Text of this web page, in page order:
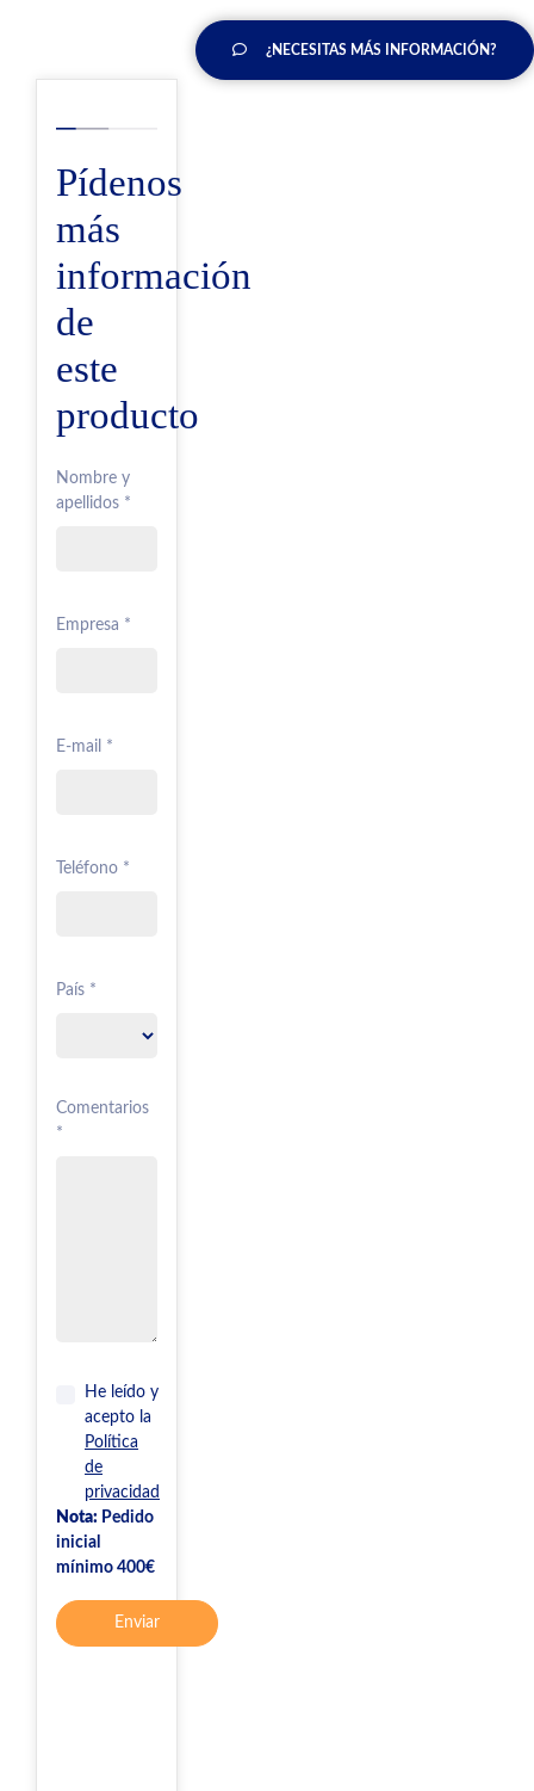
¿NECESITAS MÁS INFORMACIÓN?
Pídenos
más
información
de
este
producto
Nombre y
apellidos *
Empresa *
E-mail *
Teléfono *
País *
Comentarios
*
He leído y
acepto la
Política
de
privacidad
Nota: Pedido
inicial
mínimo 400€
Enviar